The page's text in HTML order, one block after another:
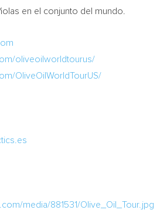
en el conjunto del mundo.
oliveoilworldtourus/
OliveOilWorldTourUS/
media/881531/Olive_Oil_Tour.jpg